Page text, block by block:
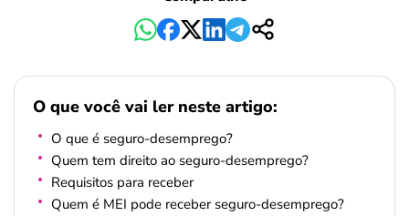
O que você vai ler neste artigo:
O que é seguro-desemprego?
Quem tem direito ao seguro-desemprego?
Requisitos para receber
Quem é MEI pode receber seguro-desemprego?